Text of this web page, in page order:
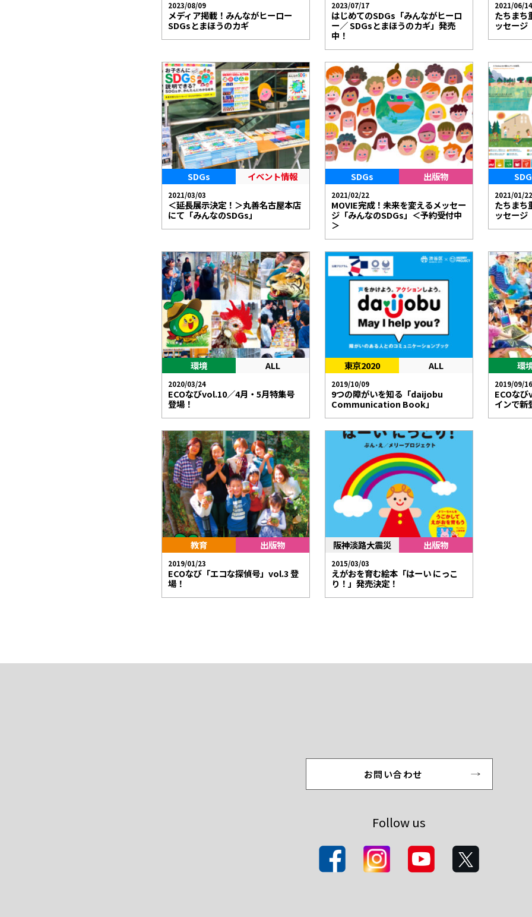
2023/08/09
メディア掲載！みんながヒーロー
SDGsとまほうのカギ
2023/07/17
はじめてのSDGs「みんながヒーロ
ー／ SDGsとまほうのカギ」発売
中！
2021/06/14
たちまち
ッセージ
SDGs イベント情報
2021/03/03
＜延長展示決定！＞丸善名古屋本店
にて「みんなのSDGs」
SDGs 出版物
2021/02/22
MOVIE完成！未来を変えるメッセー
ジ「みんなのSDGs」＜予約受付中
＞
2021/01/22
たちまち
ッセージ
環境 ALL
2020/03/24
ECOなびvol.10／4月・5月特集号
登場！
東京2020 ALL
2019/10/09
9つの障がいを知る「daijobu
Communication Book」
環
2019/09/16
ECOな
インで新
教育 出版物
2019/01/23
ECOなび「エコな探偵号」vol.3 登
場！
阪神淡路大震災 出版物
2015/03/03
えがおを育む絵本「はーい にっこ
り！」発売決定！
お問い合わせ
Follow us